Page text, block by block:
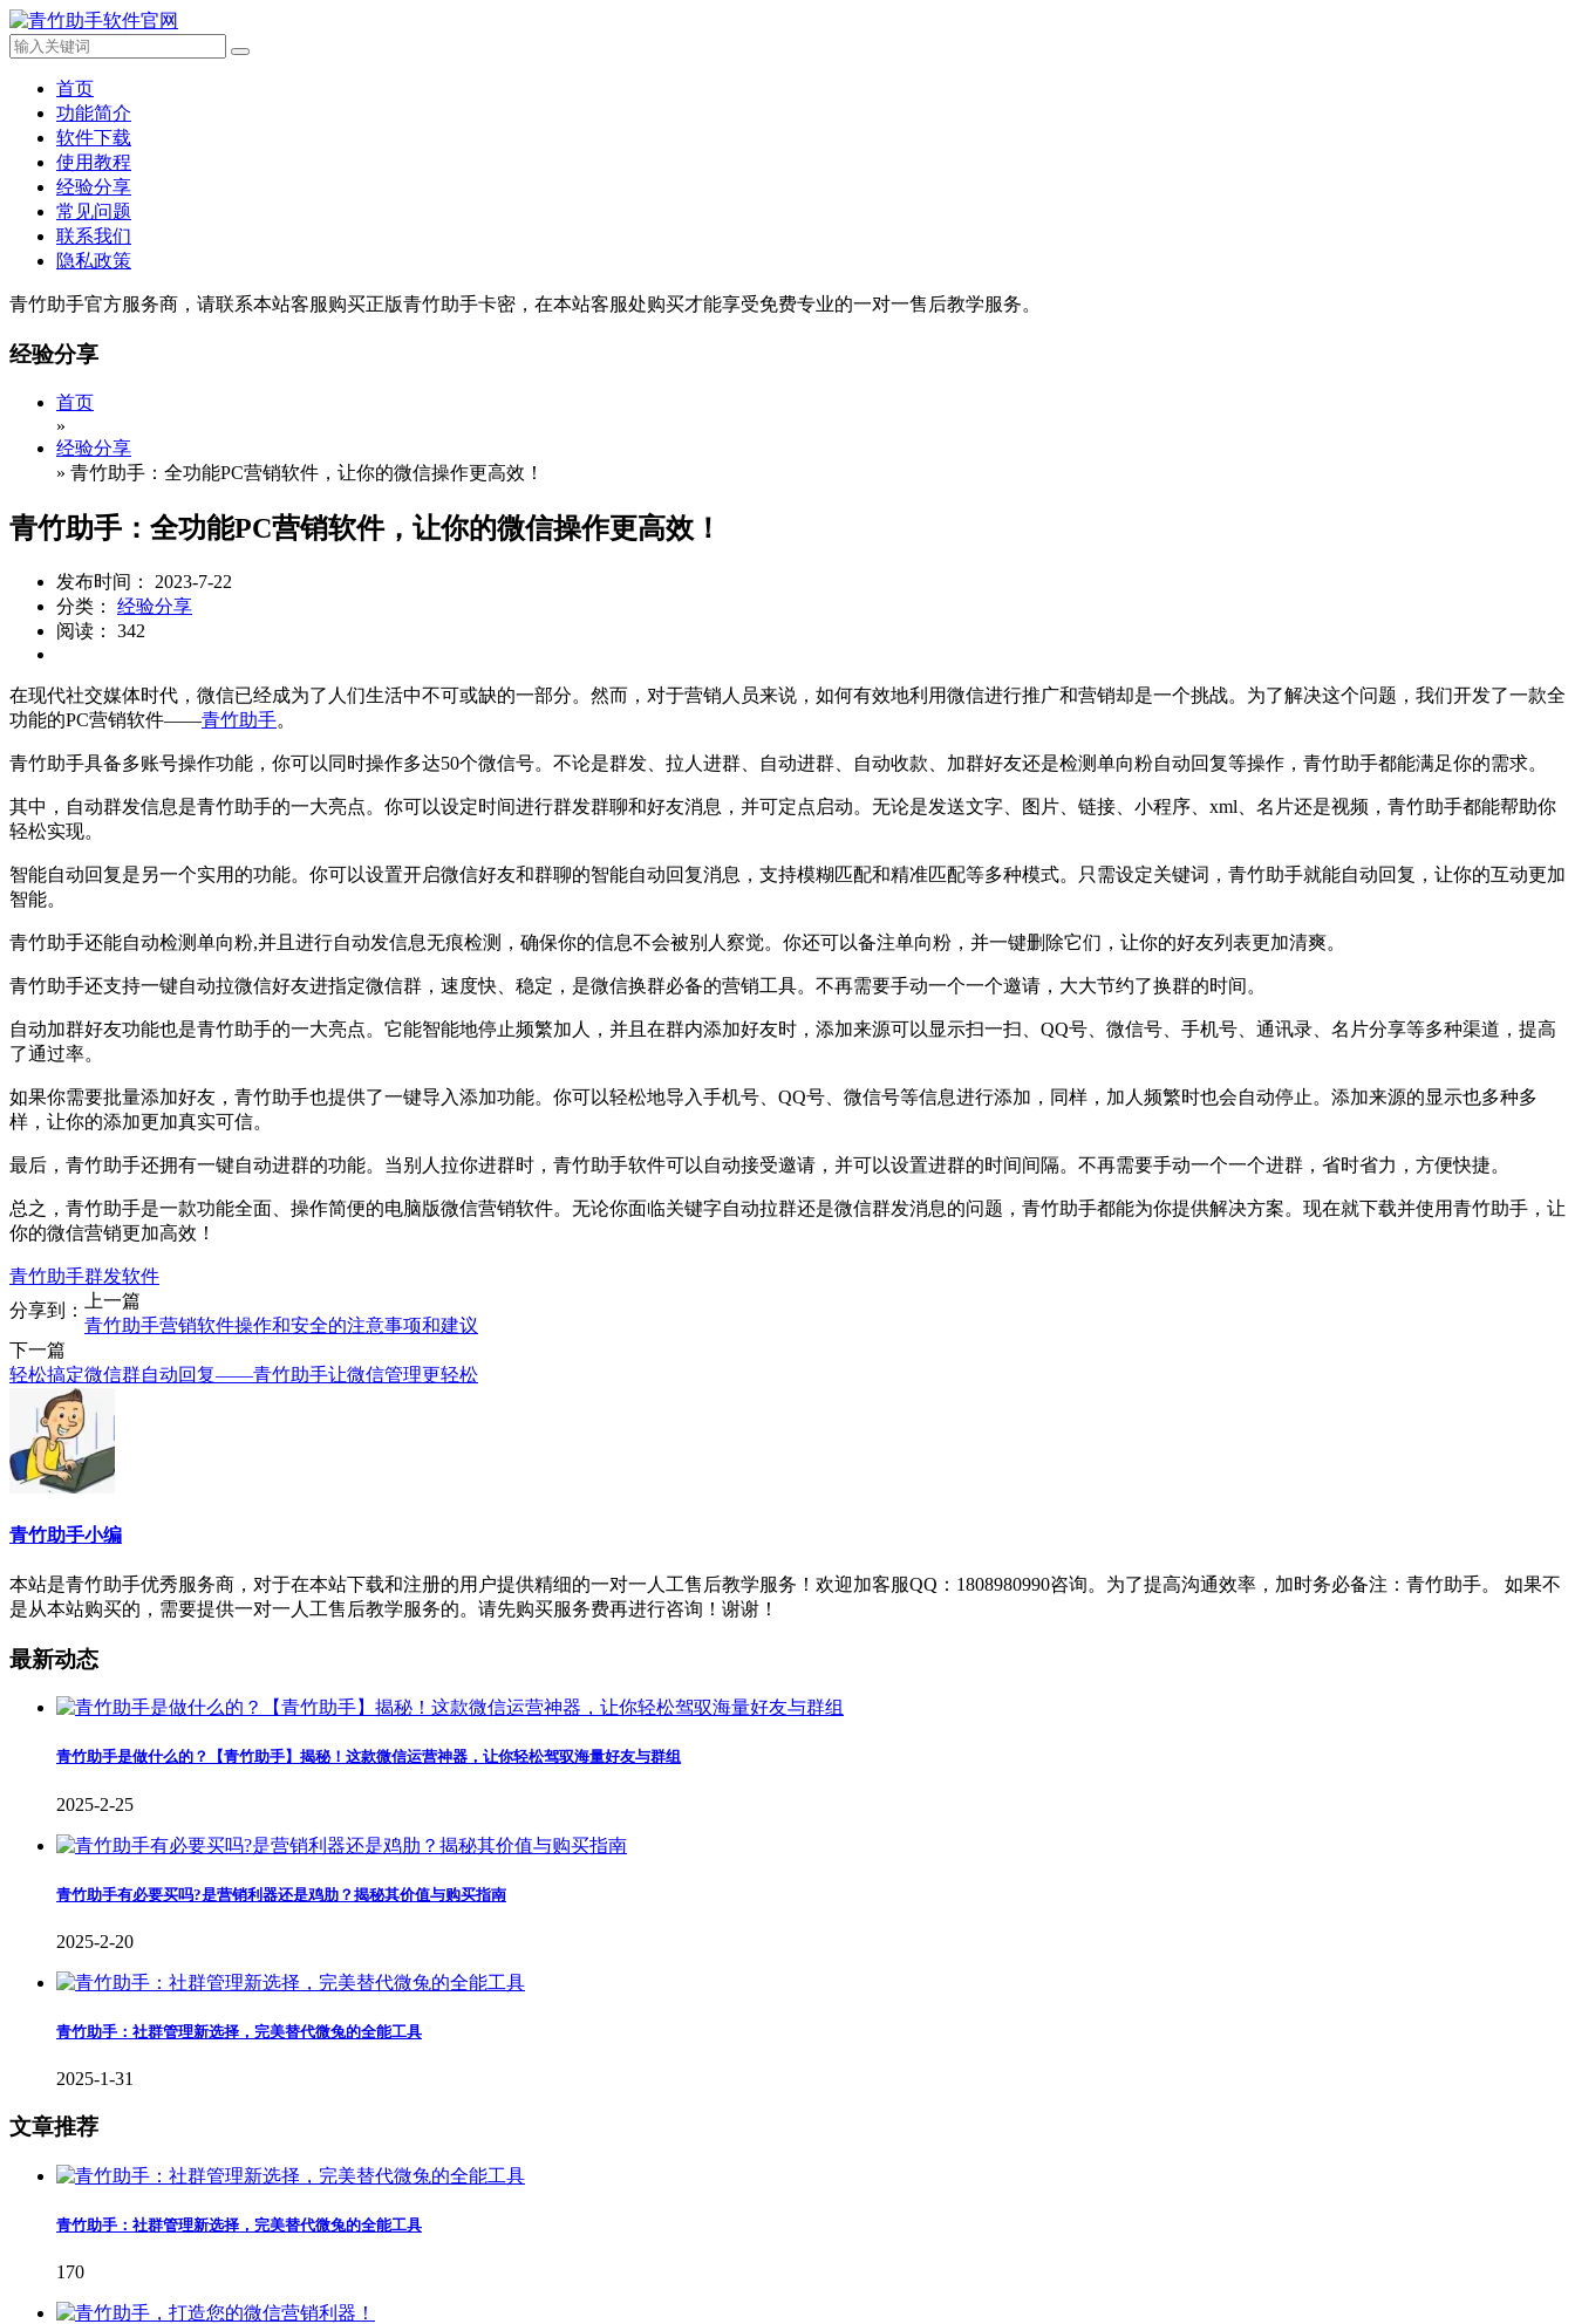
首页
功能简介
软件下载
使用教程
经验分享
常见问题
联系我们
隐私政策
青竹助手官方服务商，请联系本站客服购买正版青竹助手卡密，在本站客服处购买才能享受免费专业的一对一售后教学服务。
经验分享
首页
»
经验分享
» 青竹助手：全功能PC营销软件，让你的微信操作更高效！
青竹助手：全功能PC营销软件，让你的微信操作更高效！
发布时间： 2023-7-22
分类： 经验分享
阅读： 342
在现代社交媒体时代，微信已经成为了人们生活中不可或缺的一部分。然而，对于营销人员来说，如何有效地利用微信进行推广和营销却是一个挑战。为了解决这个问题，我们开发了一款全
功能的PC营销软件——青竹助手。
青竹助手具备多账号操作功能，你可以同时操作多达50个微信号。不论是群发、拉人进群、自动进群、自动收款、加群好友还是检测单向粉自动回复等操作，青竹助手都能满足你的需求。
其中，自动群发信息是青竹助手的一大亮点。你可以设定时间进行群发群聊和好友消息，并可定点启动。无论是发送文字、图片、链接、小程序、xml、名片还是视频，青竹助手都能帮助你
轻松实现。
智能自动回复是另一个实用的功能。你可以设置开启微信好友和群聊的智能自动回复消息，支持模糊匹配和精准匹配等多种模式。只需设定关键词，青竹助手就能自动回复，让你的互动更加
智能。
青竹助手还能自动检测单向粉,并且进行自动发信息无痕检测，确保你的信息不会被别人察觉。你还可以备注单向粉，并一键删除它们，让你的好友列表更加清爽。
青竹助手还支持一键自动拉微信好友进指定微信群，速度快、稳定，是微信换群必备的营销工具。不再需要手动一个一个邀请，大大节约了换群的时间。
自动加群好友功能也是青竹助手的一大亮点。它能智能地停止频繁加人，并且在群内添加好友时，添加来源可以显示扫一扫、QQ号、微信号、手机号、通讯录、名片分享等多种渠道，提高
了通过率。
如果你需要批量添加好友，青竹助手也提供了一键导入添加功能。你可以轻松地导入手机号、QQ号、微信号等信息进行添加，同样，加人频繁时也会自动停止。添加来源的显示也多种多
样，让你的添加更加真实可信。
最后，青竹助手还拥有一键自动进群的功能。当别人拉你进群时，青竹助手软件可以自动接受邀请，并可以设置进群的时间间隔。不再需要手动一个一个进群，省时省力，方便快捷。
总之，青竹助手是一款功能全面、操作简便的电脑版微信营销软件。无论你面临关键字自动拉群还是微信群发消息的问题，青竹助手都能为你提供解决方案。现在就下载并使用青竹助手，让
你的微信营销更加高效！
青竹助手群发软件
分享到：
上一篇
青竹助手营销软件操作和安全的注意事项和建议
下一篇
轻松搞定微信群自动回复——青竹助手让微信管理更轻松
青竹助手小编
本站是青竹助手优秀服务商，对于在本站下载和注册的用户提供精细的一对一人工售后教学服务！欢迎加客服QQ：1808980990咨询。为了提高沟通效率，加时务必备注：青竹助手。 如果不
是从本站购买的，需要提供一对一人工售后教学服务的。请先购买服务费再进行咨询！谢谢！
最新动态
青竹助手是做什么的？【青竹助手】揭秘！这款微信运营神器，让你轻松驾驭海量好友与群组
2025-2-25
青竹助手有必要买吗?是营销利器还是鸡肋？揭秘其价值与购买指南
2025-2-20
青竹助手：社群管理新选择，完美替代微兔的全能工具
2025-1-31
文章推荐
青竹助手：社群管理新选择，完美替代微兔的全能工具
170